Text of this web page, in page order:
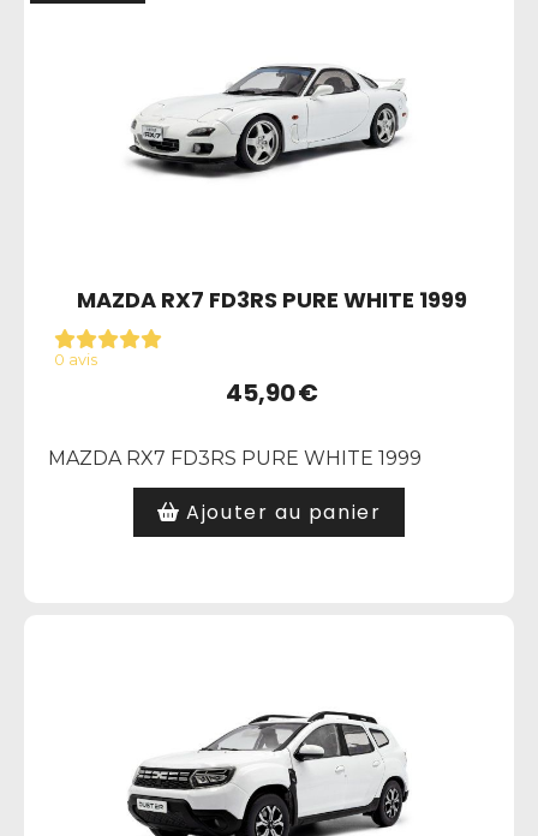
MAZDA RX7 FD3RS PURE WHITE 1999
0 avis
45,90€
MAZDA RX7 FD3RS PURE WHITE 1999
Ajouter au panier